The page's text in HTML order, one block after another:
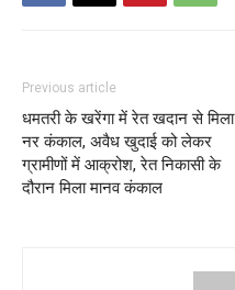
Previous article
धमतरी के खरेंगा में रेत खदान से मिला
नर कंकाल, अवैध खुदाई को लेकर
ग्रामीणों में आक्रोश, रेत निकासी के
दौरान मिला मानव कंकाल